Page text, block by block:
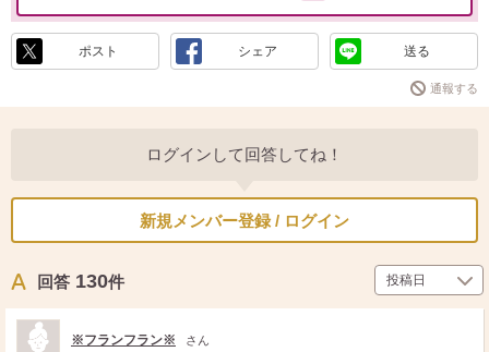
ポスト シェア 送る
通報する
ログインして回答してね！
新規メンバー登録 / ログイン
回答 130件
※フランフラン※ さん